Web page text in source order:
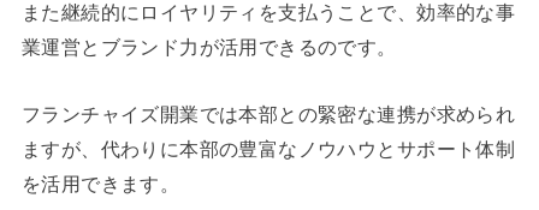
また継続的にロイヤリティを支払うことで、効率的な事
業運営とブランド力が活用できるのです。
フランチャイズ開業では本部との緊密な連携が求められ
ますが、代わりに本部の豊富なノウハウとサポート体制
を活用できます。